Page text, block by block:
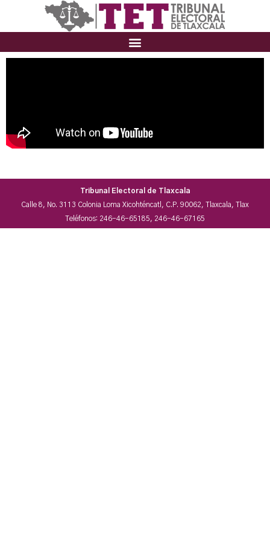
Tribunal Electoral de Tlaxcala
Calle 8, No. 3113 Colonia Loma Xicohténcatl, C.P. 90062, Tlaxcala, Tlax
Teléfonos: 246-46-65185, 246-46-67165